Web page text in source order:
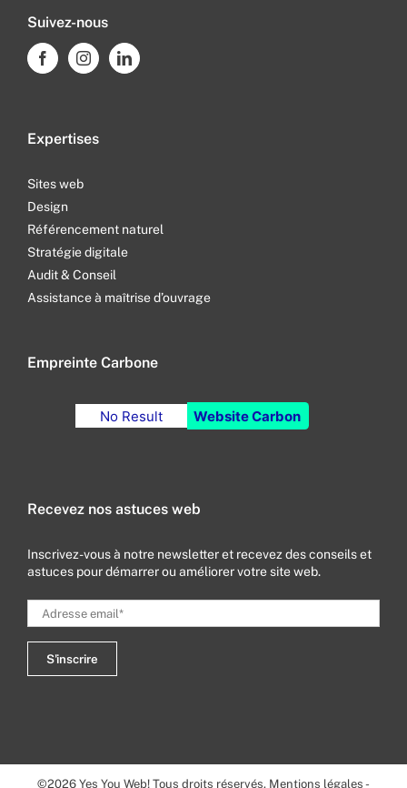
Suivez-nous
Expertises
Sites web
Design
Référencement naturel
Stratégie digitale
Audit & Conseil
Assistance à maîtrise d’ouvrage
Empreinte Carbone
No Result Website Carbon
Recevez nos astuces web
Inscrivez-vous à notre newsletter et recevez des conseils et
astuces pour démarrer ou améliorer votre site web.
©2026 Yes You Web! Tous droits réservés. Mentions légales -